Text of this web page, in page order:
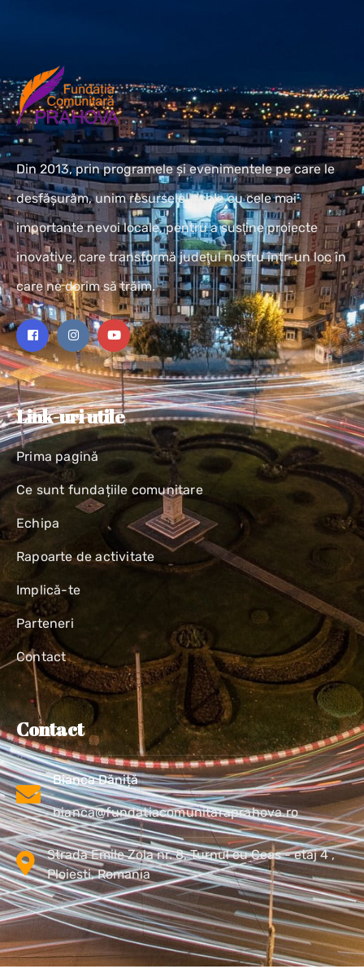
Din 2013, prin programele și evenimentele pe care le
desfășurăm, unim resursele locale cu cele mai
importante nevoi locale, pentru a susţine proiecte
inovative, care transformă judeţul nostru într-un loc în
care ne dorim să trăim.
Link-uri utile
Prima pagină
Ce sunt fundațiile comunitare
Echipa
Rapoarte de activitate
Implică-te
Parteneri
Contact
Contact
Bianca Dăniță
bianca@fundatiacomunitaraprahova.ro
Strada Emile Zola nr. 8, Turnul cu Ceas - etaj 4 ,
Ploiesti, Romania